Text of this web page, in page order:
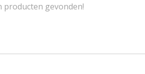
producten gevonden!